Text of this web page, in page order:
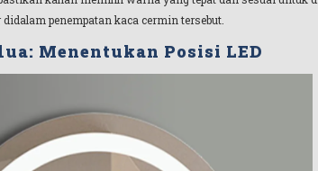
penempatan kaca cermin tersebut.
Menentukan Posisi LED